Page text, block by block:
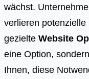
wächst.
verlieren
gezielte Website
eine Option,
Ihnen, diese